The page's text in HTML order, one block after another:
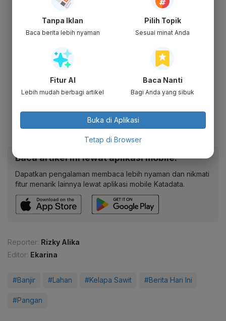
Baca artikel ini lewat aplikasi mobile.
Dapatkan pengalaman membaca lebih nyaman dan nikmati
fitur menarik lainnya lewat aplikasi mobile Katadata.
Reporter: Rizky Alika
Editor: Ekarina
#Banjir #Lahan #Kelapa Sawit #Berita Hari Ini
#Pangan
Tanpa Iklan
Baca berita lebih nyaman
Pilih Topik
Sesuai minat Anda
Fitur AI
Lebih mudah berbagi artikel
Baca Nanti
Bagi Anda yang sibuk
Buka di Aplikasi
Tetap di Browser